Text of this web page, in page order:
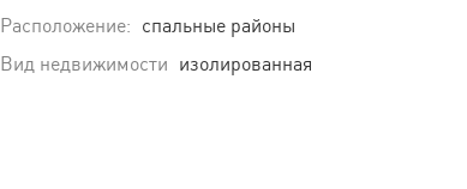
Расположение: спальные районы
Вид недвижимости изолированная